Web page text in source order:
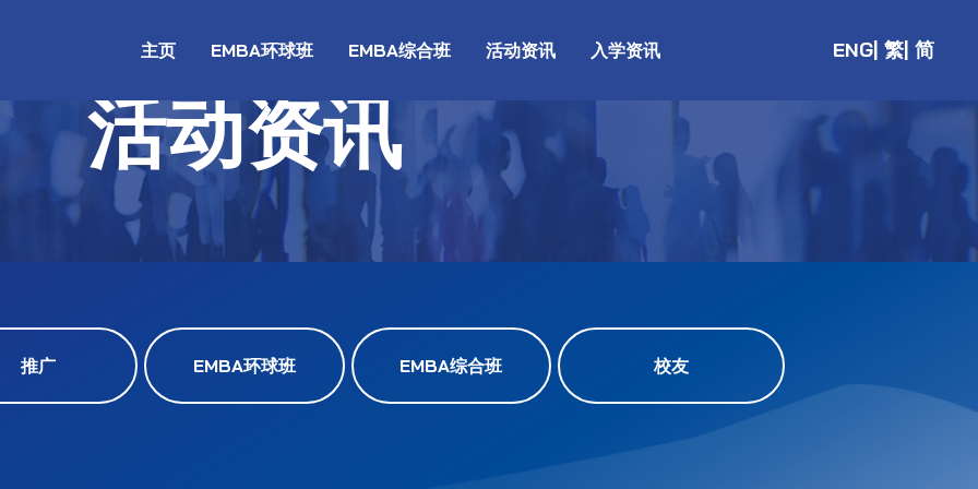
主页 EMBA环球班 EMBA综合班 活动资讯 入学资讯 ENG | 繁 | 简
活动资讯
推广 EMBA环球班 EMBA综合班 校友